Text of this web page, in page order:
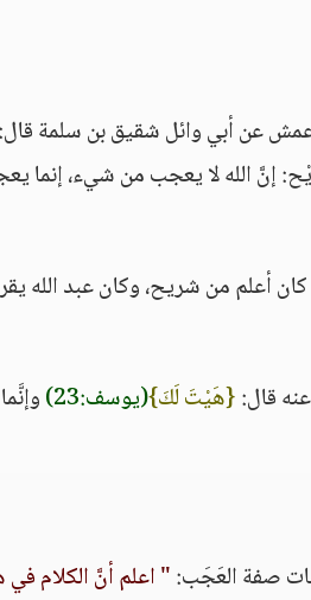
عن أبي وائل شقيق بن سلمة
إنَّ الله لا يعجب من شيء، إنما
أعلم من شريح، وكان عبد الله
قال:{هَيْتَ لَكَ}(يوسف:23)
وإنَّما
صفة العَجَب:" اعلم أنَّ الكلام في